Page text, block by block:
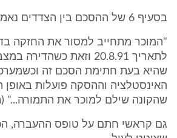
בסעיף 6 של ההסכם בין הצדדים נאמר:
"המוכר מתחייב למסור את החזקה
לתאריך 20.8.91 וזאת
שהיא בעת חתימת הסכם זה
האינסטלציה וההסקה פועלות באופן
שהקונה שילם למוכר את התמורה..."